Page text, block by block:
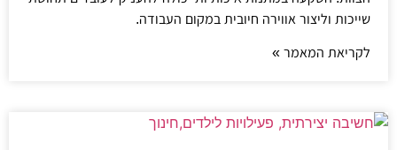
שייכות וליצור אווירה חיובית במקום העבודה.
לקריאת המאמר »